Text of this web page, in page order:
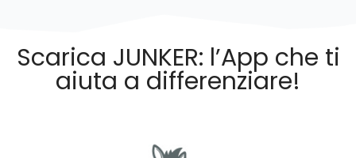
Scarica JUNKER: l’App che ti
aiuta a differenziare!